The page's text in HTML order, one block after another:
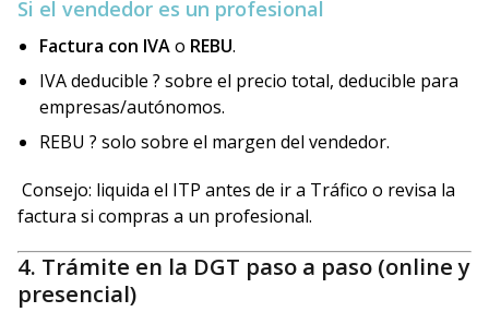
Si el vendedor es un profesional
Factura con IVAo REBU.
IVA deducible ? sobre el precio total, deducible para
empresas/autónomos.
REBU ? solo sobre el margen del vendedor.
Consejo: liquida el ITP antes de ir a Tráfico o revisa la
factura si compras a un profesional.
4. Trámite en la DGT paso a paso (online y
presencial)